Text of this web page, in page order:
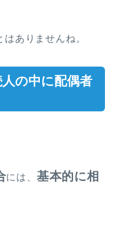
ありませんね。
の中に配偶者
には、 基本的に相